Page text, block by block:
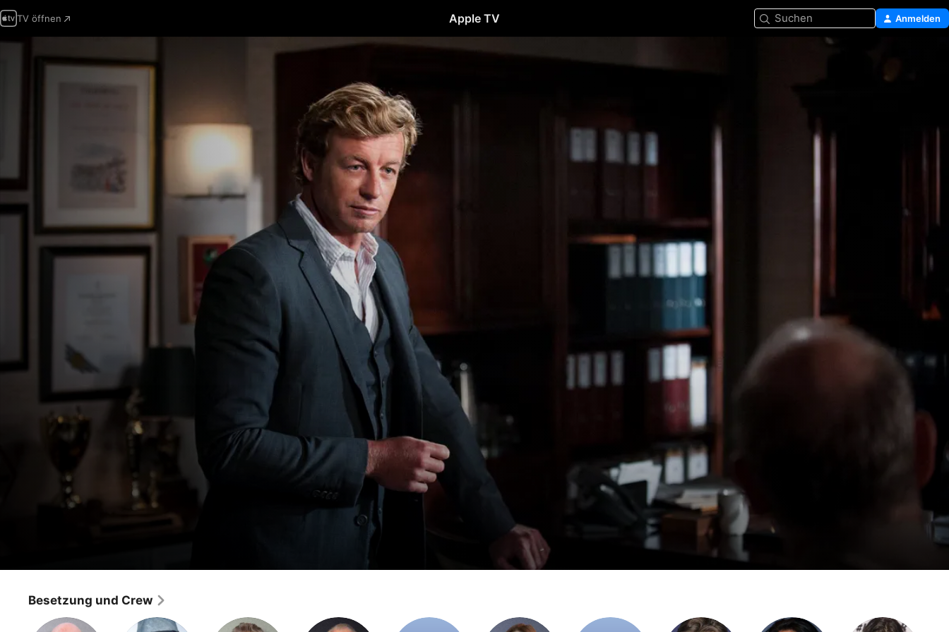
TV öffnen Apple TV Suchen Anmelden
Redbird
Drama
Besetzung und Crew